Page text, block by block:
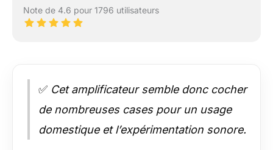
Note de 4.6 pour 1796 utilisateurs
✅ Cet amplificateur semble donc cocher
de nombreuses cases pour un usage
domestique et l’expérimentation sonore.